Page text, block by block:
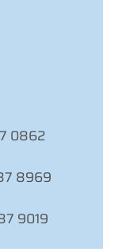
0862
8969
9019